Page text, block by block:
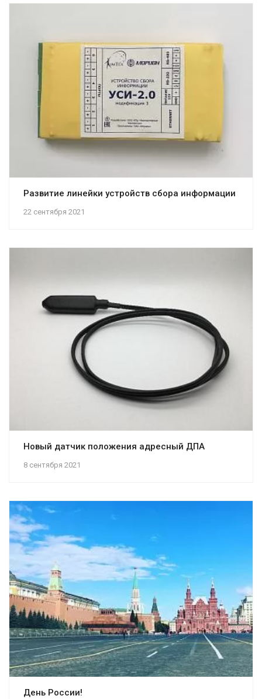
22 сентября 2021
Развитие линейки устройств сбора информации
8 сентября 2021
Новый датчик положения адресный ДПА
День России!